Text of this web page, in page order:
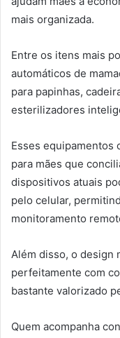
mais organizada.
Entre os itens mais
automáticos de
para papinhas,
esterilizadores
Esses equipamentos
para mães que
dispositivos atuais
pelo celular,
monitoramento
Além disso, o design
perfeitamente com
bastante valorizado
Quem acompanha